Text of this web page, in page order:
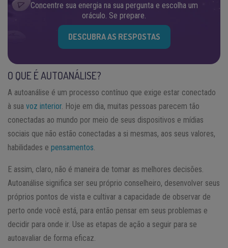
Concentre sua energia na sua pergunta e escolha um
oráculo. Se prepare.
DESCUBRA AS RESPOSTAS
O QUE É AUTOANÁLISE?
A autoanálise é um processo contínuo que exige estar conectado
à sua voz interior. Hoje em dia, muitas pessoas parecem tão
conectadas ao mundo por meio de seus dispositivos e mídias
sociais que não estão conectadas a si mesmas, aos seus valores,
habilidades e pensamentos.
E assim, claro, não é maneira de tomar as melhores decisões.
Autoanálise significa ser seu próprio conselheiro, desenvolver seus
próprios pontos de vista e cultivar a capacidade de observar de
perto onde você está, para então pensar em seus problemas e
decidir para onde ir. Use as etapas de ação a seguir para se
autoavaliar de forma eficaz.